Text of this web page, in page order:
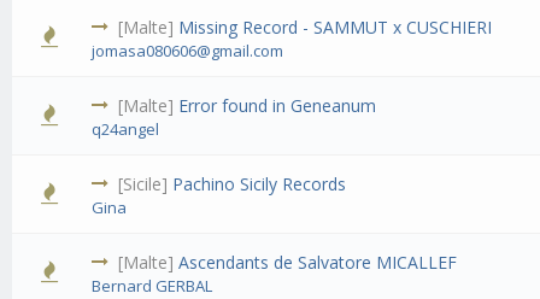
[Malte] Missing Record - SAMMUT x CUSCHIERI
jomasa080606@gmail.com
[Malte] Error found in Geneanum
q24angel
[Sicile] Pachino Sicily Records
Gina
[Malte]Ascendants de Salvatore MICALLEF
Bernard GERBAL